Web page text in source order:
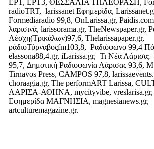
ΕΡΤ, ΕΡΤ3, ΘΕΣΣΑΛΙΑ ΤΗΛΕΟΡΑΣΗ,
radioTRT, larissanet Εφημερίδα,
Formediaradio 99,8, OnLarissa.gr,
λαρισινά, larissorama.gr, TheNewspaper.gr,
Λέσχη(Τρικάλων)97,6, Thelarissapaper.gr,
ράδιοΤύρναβοςfm103,8, Ραδιόφωνο 99,4
elassona88,4.gr, iLarissa.gr, Τι Νέα Λάρισα;
95,7, Δημοτική Ραδιοφωνία Λάρισας 93,6,
Tirnavos Press, CAMPOS 97,8,
choraagia.gr, The performART Larissa,
ΛΑΡΙΣΑ-ΑΘΗΝΑ, mycityvibe, vreslarisa.gr,
Εφημερίδα ΜΑΓΝΗΣΙΑ, magnesianews.gr,
artculturemagazine.gr.